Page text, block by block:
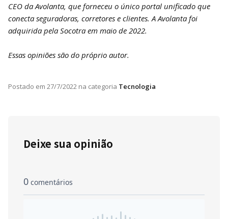
CEO da Avolanta, que forneceu o único portal unificado que
conecta seguradoras, corretores e clientes. A Avolanta foi
adquirida pela Socotra em maio de 2022.
Essas opiniões são do próprio autor.
Postado em 27/7/2022 na categoria Tecnologia
Deixe sua opinião